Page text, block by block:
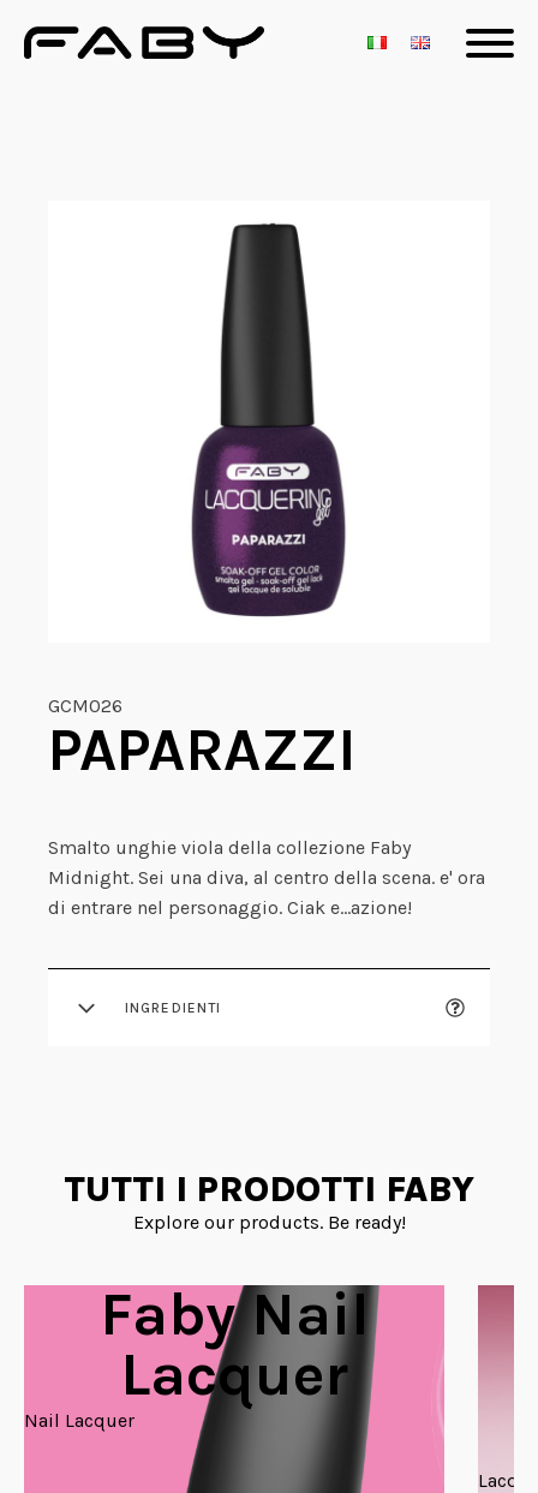
GCM026
PAPARAZZI
Smalto unghie viola della collezione Faby
Midnight. Sei una diva, al centro della scena. e' ora
di entrare nel personaggio. Ciak e…azione!
INGREDIENTI
TUTTI I PRODOTTI FABY
Explore our products. Be ready!
Faby Nail
Lacquer
Nail Lacquer